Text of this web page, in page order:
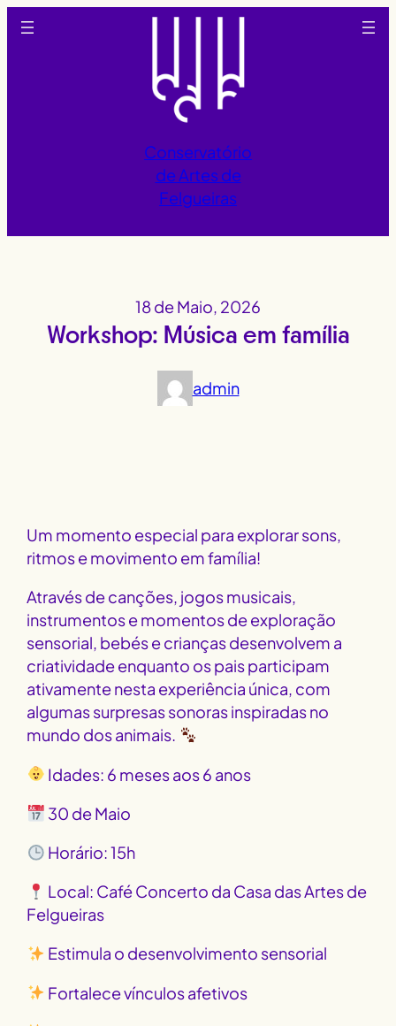
Saltar
para
Conservatório
de Artes de
Felgueiras
18 de Maio, 2026
Workshop: Música em família
admin
Um momento especial para explorar sons,
ritmos e movimento em família!
Através de canções, jogos musicais,
instrumentos e momentos de exploração
sensorial, bebés e crianças desenvolvem a
criatividade enquanto os pais participam
ativamente nesta experiência única, com
algumas surpresas sonoras inspiradas no
mundo dos animais.
Idades: 6 meses aos 6 anos
30 de Maio
Horário: 15h
Local: Café Concerto da Casa das Artes de
Felgueiras
Estimula o desenvolvimento sensorial
Fortalece vínculos afetivos